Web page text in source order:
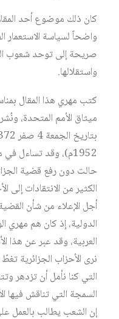
كان ذلك موضوع أحد
واضحاً لسياسة الاستعمار
صريحة إلى توحد شعوب
واستقلالها.
كتب مهري هذا المقال
ميثاق الأمم المتحدة،
1952م)، وقد تساءل
حالت دون رفع قضية
الكثير من الانتقادات إلى
أجل الإعلاء من شأن
الدولية، إذ كان هم
العربية، وقد عبر عن هذا
نرى الأحزاب الجزائرية
التي كنا نأمل أن تزدهر
السمجة التي تناقش فيها
إن الشعب يطالب بالعمل